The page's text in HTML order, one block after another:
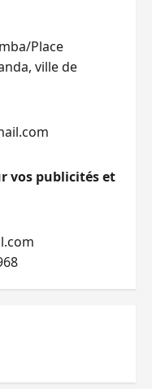
Place
ville de
vos publicités et